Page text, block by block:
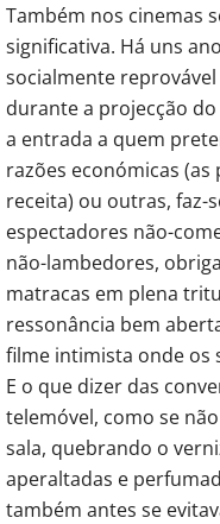
Também nos cinemas
significativa. Há uns
socialmente
durante a projecção
a entrada a quem
razões económicas
receita) ou outras, faz-
espectadores não-
não-lambedores,
matracas em plena
ressonância bem
filme intimista onde os
E o que dizer das
telemóvel, como se
sala, quebrando o
aperaltadas e
também antes se